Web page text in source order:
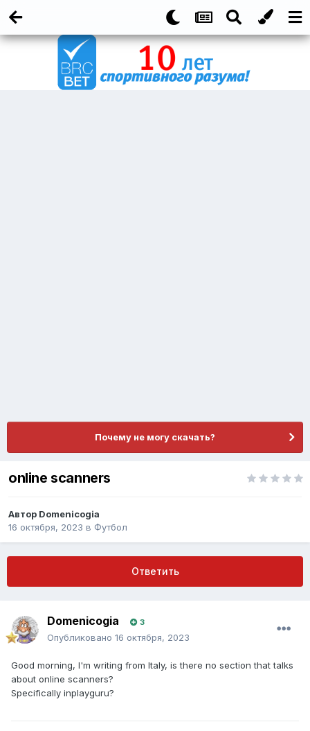
Почему не могу скачать?
online scanners
Автор Domenicogia
16 октября, 2023 в Футбол
Ответить
Domenicogia 3
Опубликовано 16 октября, 2023
Good morning, I'm writing from Italy, is there no section that talks
about online scanners?
Specifically inplayguru?